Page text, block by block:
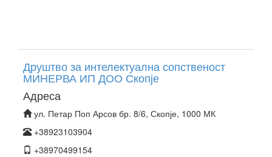
Друштво за интелектуална сопственост
МИНЕРВА ИП ДОО Скопје
Адреса
ул. Петар Поп Арсов бр. 8/6, Скопје, 1000 МК
+38923103904
+38970499154